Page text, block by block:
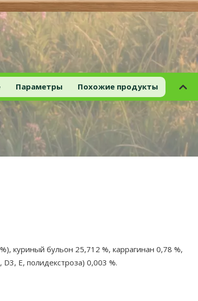
Параметры Похожие продукты
куриный бульон 25,712 %, каррагинан 0,78 %,
E, полидекстроза) 0,003 %.